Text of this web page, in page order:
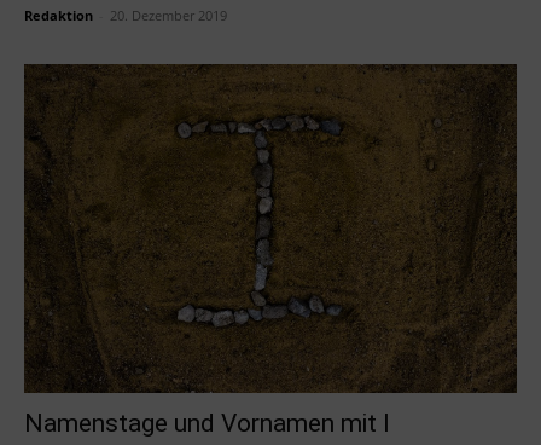
Redaktion 20. Dezember 2019
Namenstage und Vornamen mit I